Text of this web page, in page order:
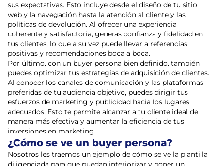
sus expectativas. Esto incluye desde el diseño de tu sitio
web y la navegación hasta la atención al cliente y las
políticas de devolución. Al ofrecer una experiencia
coherente y satisfactoria, generas confianza y fidelidad en
tus clientes, lo que a su vez puede llevar a referencias
positivas y recomendaciones boca a boca.
Por último, con un buyer persona bien definido, también
puedes optimizar tus estrategias de adquisición de clientes.
Al conocer los canales de comunicación y las plataformas
preferidas de tu audiencia objetivo, puedes dirigir tus
esfuerzos de marketing y publicidad hacia los lugares
adecuados. Esto te permite alcanzar a tu cliente ideal de
manera más efectiva y aumentar la eficiencia de tus
inversiones en marketing.
¿Cómo se ve un buyer persona?
Nosotros les traemos un ejemplo de cómo se ve la plantilla
diligenciada para que puedan interiorizar y poner un